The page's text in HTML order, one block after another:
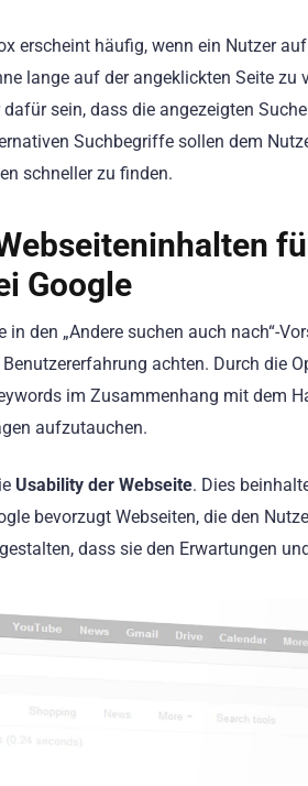
erscheint häufig, wenn ein Nutzer
lange auf der angeklickten Seite zu
sein, dass die angezeigten
Suchbegriffe sollen dem
schneller zu finden.
Google
in den „Andere suchen auch nach“-
achten. Durch die
im Zusammenhang mit dem
aufzutauchen.
Usability der Webseite. Dies
bevorzugt Webseiten, die den
dass sie den Erwartungen